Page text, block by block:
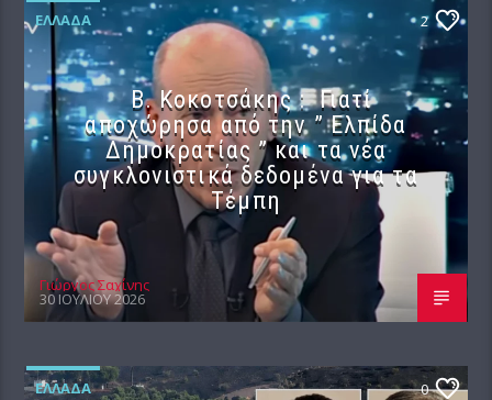
ΕΛΛΆΔΑ 2
Β. Κοκοτσάκης : Γιατί
αποχώρησα από την ” Ελπίδα
Δημοκρατίας ” και τα νέα
συγκλονιστικά δεδομένα για τα
Τέμπη
Γιώργος Σαχίνης
30 ΙΟΥΛΊΟΥ 2026
ΕΛΛΆΔΑ 0